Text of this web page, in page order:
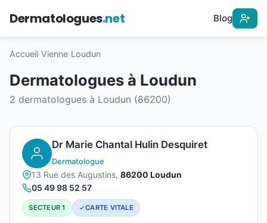
Dermatologues.net Blog
Accueil Vienne Loudun
Dermatologues à Loudun
2 dermatologues à Loudun (86200)
Dr Marie Chantal Hulin Desquiret
Dermatologue
13 Rue des Augustins, 86200 Loudun
05 49 98 52 57
SECTEUR 1 CARTE VITALE